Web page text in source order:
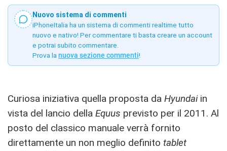
Nuovo sistema di commenti
iPhoneItalia ha un sistema di commenti realtime tutto
nuovo e nativo! Per commentare ti basta creare un account
e potrai subito commentare.
Prova la nuova sezione commenti!
Curiosa iniziativa quella proposta da Hyundaiin
vista del lancio della Equus previsto per il 2011. Al
posto del classico manuale verrà fornito
direttamente un non meglio definito tablet